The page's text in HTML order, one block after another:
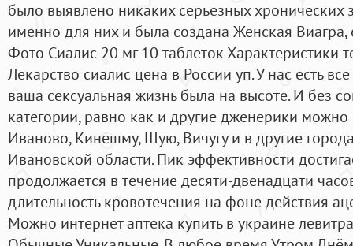
было выявлено никаких серьезных хронических
именно для них и была создана Женская
Фото Сиалис 20 мг 10 таблеток Характеристики
Лекарство сиалис цена в России уп. У нас есть
ваша сексуальная жизнь была на высоте. И без
категории, равно как и другие дженерики можно
Иваново, Кинешму, Шую, Вичугу и в другие
Ивановской области. Пик эффективности
продолжается в течение десяти-двенадцати
длительность кровотечения на фоне действия
Можно интернет аптека купить в украине